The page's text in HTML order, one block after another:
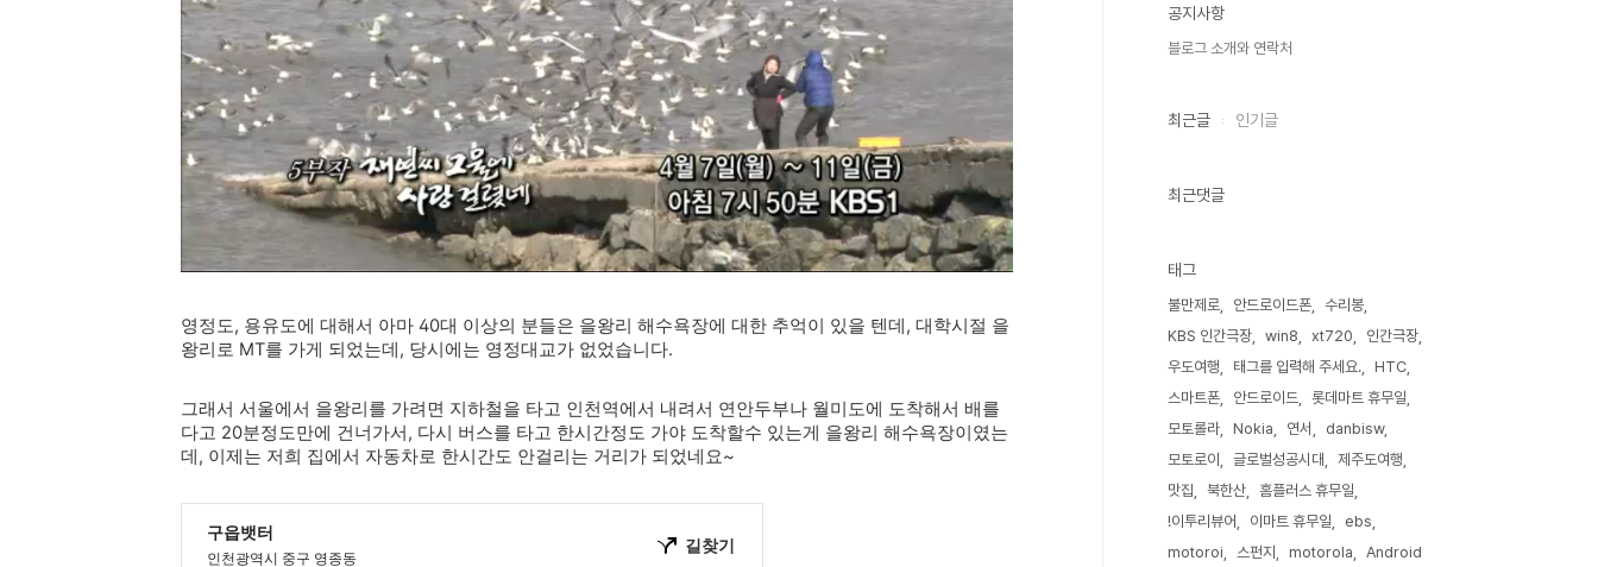
영정도, 용유도에 대해서 아마 40대 이상의 분들은 을왕리 해수욕장에 대한 추억이 있을 텐데, 대학시절 을
왕리로 MT를 가게 되었는데, 당시에는 영정대교가 없었습니다.
그래서 서울에서 을왕리를 가려면 지하철을 타고 인천역에서 내려서 연안두부나 월미도에 도착해서 배를
다고 20분정도만에 건너가서, 다시 버스를 타고 한시간정도 가야 도착할수 있는게 을왕리 해수욕장이였는
데, 이제는 저희 집에서 자동차로 한시간도 안걸리는 거리가 되었네요~
공지사항
블로그 소개와 연락처
최근글 인기글
최근댓글
태그
불만제로 안드로이드폰
수리봉
KBS 인간극장
win8 xt720
인간극장
우도여행
태그를 입력해 주세요.
HTC
스마트폰
안드로이드
롯데마트 휴무일
모토롤라
Nokia 연서
danbisw
모토로이
글로벌성공시대
제주도여행
맛집
북한산
홈플러스 휴무일
!이투리뷰어
이마트 휴무일
ebs
motoroi
스펀지 motorola Android